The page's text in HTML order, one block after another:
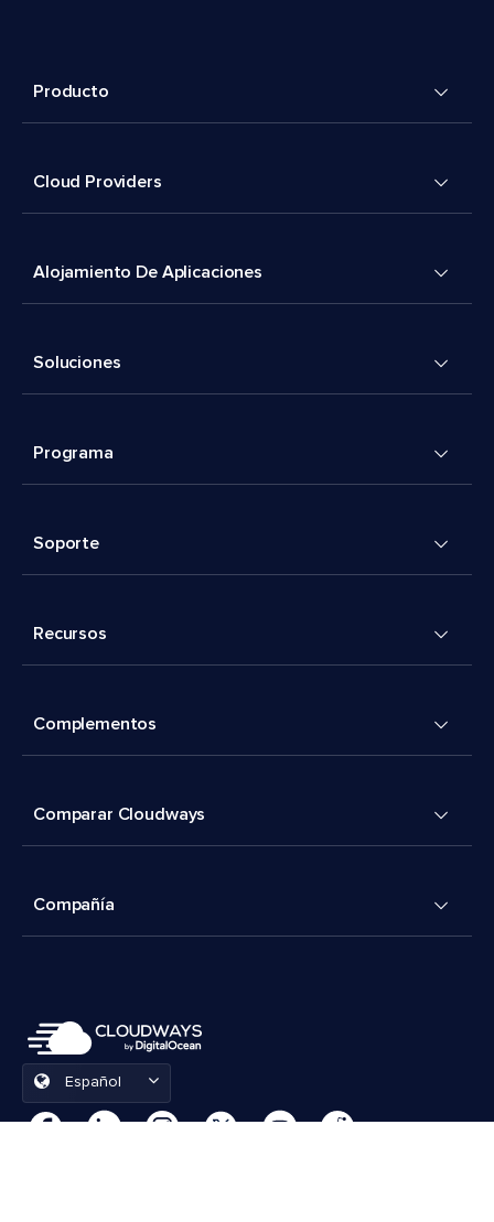
Producto
Cloud Providers
Alojamiento De Aplicaciones
Soluciones
Programa
Soporte
Recursos
Complementos
Comparar Cloudways
Compañía
Español